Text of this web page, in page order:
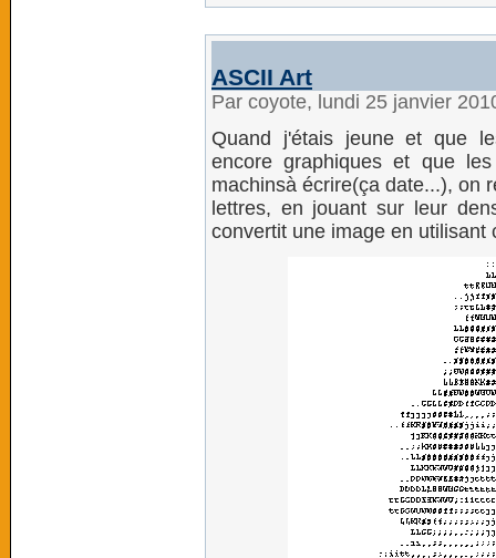
ASCII Art
Par coyote, lundi 25 janvier
Quand j'étais jeune et que
encore graphiques et que
machinsà écrire(ça date...), on
lettres, en jouant sur leur
convertit une image en utilisant